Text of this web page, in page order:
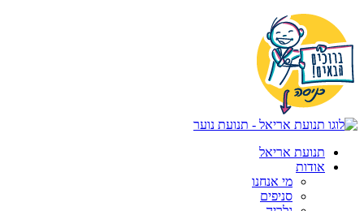
תנועת אריאל
אודות
מי אנחנו
סניפים